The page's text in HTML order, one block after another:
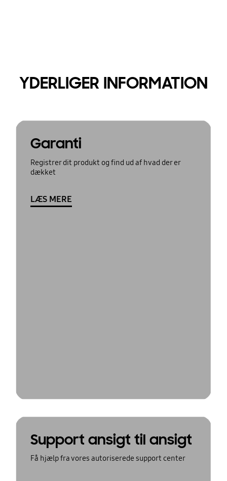
YDERLIGER INFORMATION
Garanti
Registrer dit produkt og find ud af hvad der er
dækket
LÆS MERE
Support ansigt til ansigt
Få hjælp fra vores autoriserede support center